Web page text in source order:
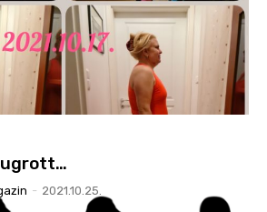
- 2021.10.25.